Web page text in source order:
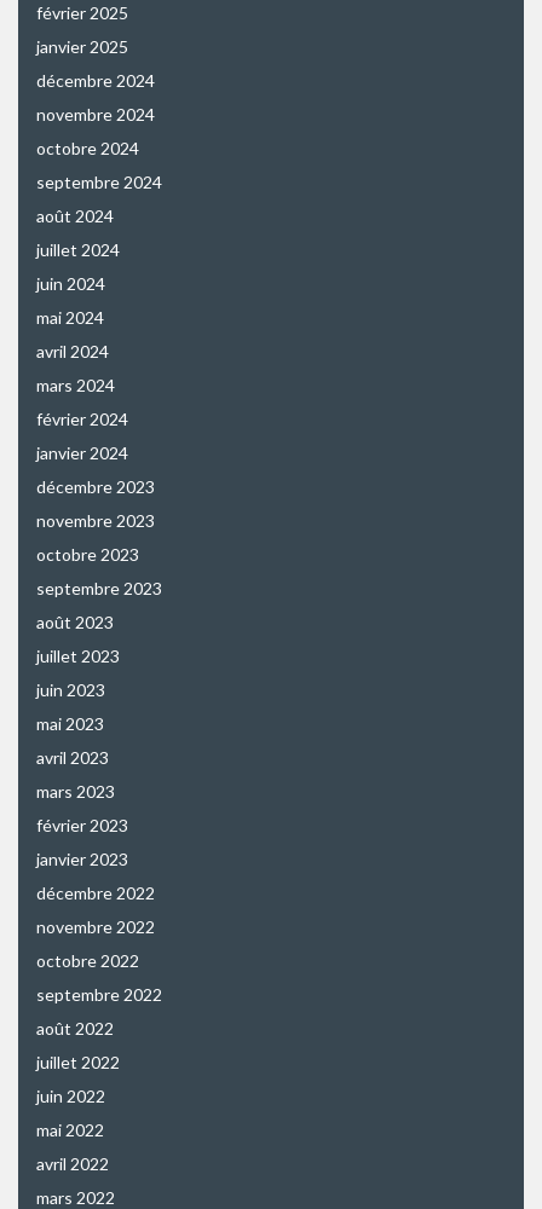
février 2025
janvier 2025
décembre 2024
novembre 2024
octobre 2024
septembre 2024
août 2024
juillet 2024
juin 2024
mai 2024
avril 2024
mars 2024
février 2024
janvier 2024
décembre 2023
novembre 2023
octobre 2023
septembre 2023
août 2023
juillet 2023
juin 2023
mai 2023
avril 2023
mars 2023
février 2023
janvier 2023
décembre 2022
novembre 2022
octobre 2022
septembre 2022
août 2022
juillet 2022
juin 2022
mai 2022
avril 2022
mars 2022